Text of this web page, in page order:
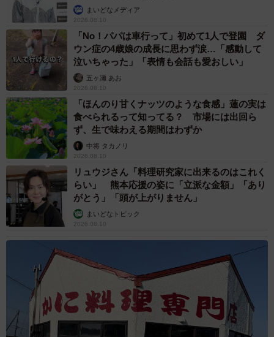
まいどなメディア
2026.08.10
「No！パパは車行って」初めて1人で登園 ダ
ウン症の4歳娘の成長に思わず涙…「感動して
泣いちゃった」「表情も会話も愛おしい」
五ヶ瀬 あお
2026.08.10
「ほんのり甘くナッツのような食感」蓮の実は
食べられるって知ってる？ 市場には出回ら
ず、生で味わえる期間はわずか
中将 タカノリ
2026.08.10
リュウジさん「料理研究家に出来るのはこれく
らい」 熊本応援の姿に「立派な金額」「あり
がとう」「頭が上がりません」
まいどなトピック
2026.08.10